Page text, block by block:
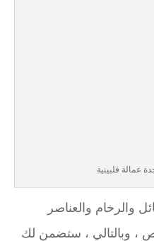
عمالة فلبينية
والرخام والعناصر
، وبالتالي ، ستضمن لك